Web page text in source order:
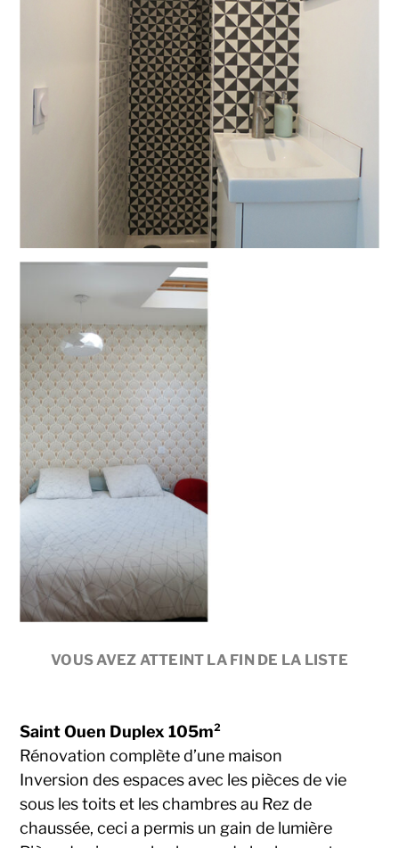
VOUS AVEZ ATTEINT LA FIN DE LA LISTE
Saint Ouen Duplex 105m²
Rénovation complète d’une maison
Inversion des espaces avec les pièces de vie
sous les toits et les chambres au Rez de
chaussée, ceci a permis un gain de lumière